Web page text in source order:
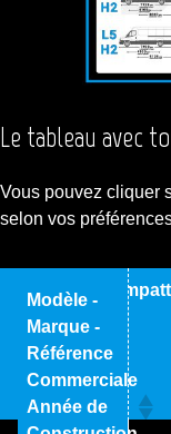
Le tableau avec
Vous pouvez cliquer
selon vos
Modèle -
Marque -
Référence
Commerciale
Année de